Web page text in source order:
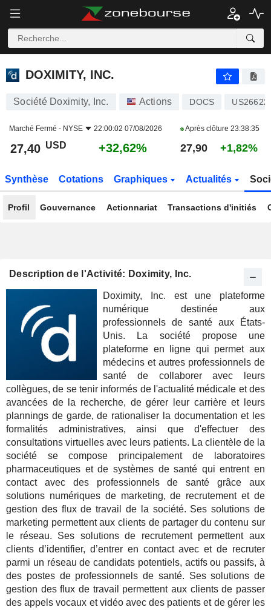
DOXIMITY, INC.
DOXIMITY, INC.
Société Doximity, Inc. Actions DOCS
Marché Fermé - NYSE 22:00:02 07/08/2026 Après clôture 23:38:35
27,40 USD +32,62% 27,90 +1,82%
Synthèse Cotations Graphiques Actualités
Profil Gouvernance Actionnariat Transactions d'initiés
Description de l'Activité: Doximity, Inc.
Doximity, Inc. est une plateforme
numérique destinée aux
professionnels de santé aux États-
Unis. La société propose une
plateforme en ligne qui permet aux
médecins et autres professionnels de
santé de collaborer avec leurs
collègues, de se tenir informés de l'actualité médicale et des
avancées de la recherche, de gérer leur carrière et leurs
plannings de garde, de rationaliser la documentation et les
formalités administratives, ainsi que d'effectuer des
consultations virtuelles avec leurs patients. La clientèle de la
société se compose principalement de laboratoires
pharmaceutiques et de systèmes de santé qui entrent en
contact avec des professionnels de santé grâce aux
solutions numériques de marketing, de recrutement et de
gestion des flux de travail de la société. Ses solutions de
marketing permettent aux clients de partager du contenu sur
le réseau. Ses solutions de recrutement permettent aux
clients d’identifier, d’entrer en contact avec et de recruter
parmi un réseau de candidats potentiels, actifs ou passifs, à
des postes de professionnels de santé. Ses solutions de
gestion des flux de travail permettent aux clients de passer
des appels vocaux et vidéo avec des patients et de gérer les